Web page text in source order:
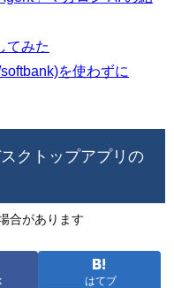
てみた
を使わずに
クトップアプリの
合があります
はてブ